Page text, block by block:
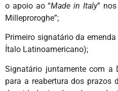
o apoio ao “Made in Italy”
Milleproroghe”;
Primeiro signatário da
Ítalo Latinoamericano);
Signatário juntamente com a
para a reabertura dos prazos